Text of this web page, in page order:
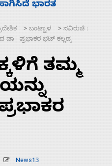
> ಬಂಟ್ವಾಳ > ಸವಿರುಚಿ :
ಡಾ| ಪ್ರಭಾಕರ ಭಟ್‌ ಕಲ್ಲಡ್ಕ
ತಮ್ಮ
News13